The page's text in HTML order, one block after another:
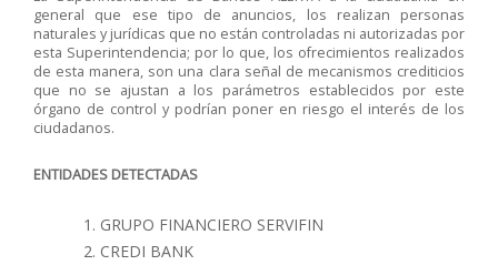
general que ese tipo de anuncios, los realizan personas
naturales y jurídicas que no están controladas ni autorizadas por
esta Superintendencia; por lo que, los ofrecimientos realizados
de esta manera, son una clara señal de mecanismos crediticios
que no se ajustan a los parámetros establecidos por este
órgano de control y podrían poner en riesgo el interés de los
ciudadanos.
ENTIDADES DETECTADAS
GRUPO FINANCIERO SERVIFIN
CREDI BANK